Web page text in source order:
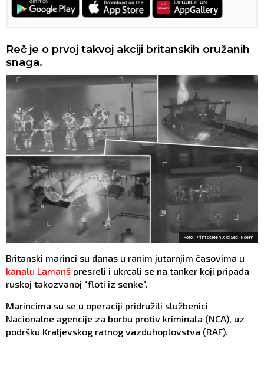
Reč je o prvoj takvoj akciji britanskih oružanih
snaga.
Foto: Printscreen X @Sec_Noem
Britanski marinci su danas u ranim jutarnjim časovima u
kanalu Lamanš presreli i ukrcali se na tanker koji pripada
ruskoj takozvanoj "floti iz senke".
Marincima su se u operaciji pridružili službenici
Nacionalne agencije za borbu protiv kriminala (NCA), uz
podršku Kraljevskog ratnog vazduhoplovstva (RAF).